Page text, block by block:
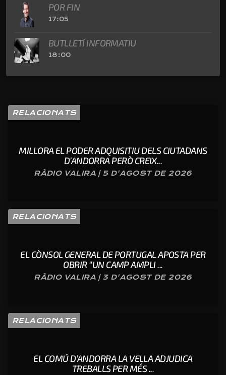
POR FIN
17:05
BUTLLETÍ INFORMATIU
18:00
RELACIONATS
MILLORA EL PODER ADQUISITIU DELS CIUTADANS
D’ANDORRA PERÒ CREIX...
RÀDIO VALIRA | 5 D'AGOST DE 2026
RELACIONATS
EL CÒNSOL GENERAL DE PORTUGAL APOSTA PER
OBRIR “UN CAMP AMPLI ...
RÀDIO VALIRA | 3 D'AGOST DE 2026
RELACIONATS
EL COMÚ D’ANDORRA LA VELLA ADJUDICA
TREBALLS PER MÉS ...